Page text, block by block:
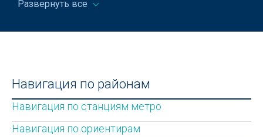
выгодными условиями
Цветовые коды на зубных пастах — миф или
правда?
Узбекский национальный академический
Развернуть все
Навигация по районам
Навигация по станциям метро
Навигация по ориентирам